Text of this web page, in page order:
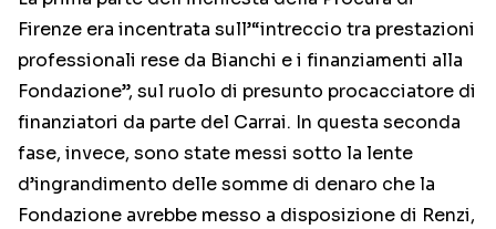
Firenze era incentrata sull’“intreccio tra prestazioni
professionali rese da Bianchi e i finanziamenti alla
Fondazione”, sul ruolo di presunto procacciatore di
finanziatori da parte del Carrai. In questa seconda
fase, invece, sono state messi sotto la lente
d’ingrandimento delle somme di denaro che la
Fondazione avrebbe messo a disposizione di Renzi,